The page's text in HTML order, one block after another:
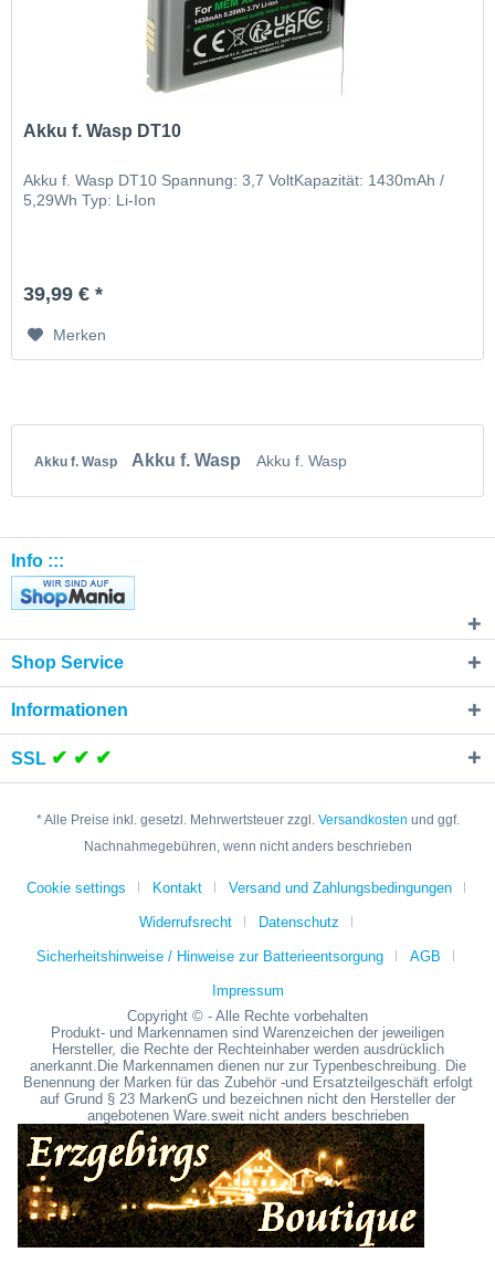
Akku f. Wasp DT10
Akku f. Wasp DT10 Spannung: 3,7 VoltKapazität: 1430mAh /
5,29Wh Typ: Li-Ion
39,99 € *
Merken
Akku f. Wasp Akku f. Wasp Akku f. Wasp
Info :::
Shop Service
Informationen
SSL ✔ ✔ ✔
* Alle Preise inkl. gesetzl. Mehrwertsteuer zzgl. Versandkosten und ggf.
Nachnahmegebühren, wenn nicht anders beschrieben
Cookie settings Kontakt Versand und Zahlungsbedingungen
Widerrufsrecht Datenschutz
Sicherheitshinweise / Hinweise zur Batterieentsorgung AGB
Impressum
Copyright © - Alle Rechte vorbehalten
Produkt- und Markennamen sind Warenzeichen der jeweiligen
Hersteller, die Rechte der Rechteinhaber werden ausdrücklich
anerkannt.Die Markennamen dienen nur zur Typenbeschreibung. Die
Benennung der Marken für das Zubehör -und Ersatzteilgeschäft erfolgt
auf Grund § 23 MarkenG und bezeichnen nicht den Hersteller der
angebotenen Ware.sweit nicht anders beschrieben